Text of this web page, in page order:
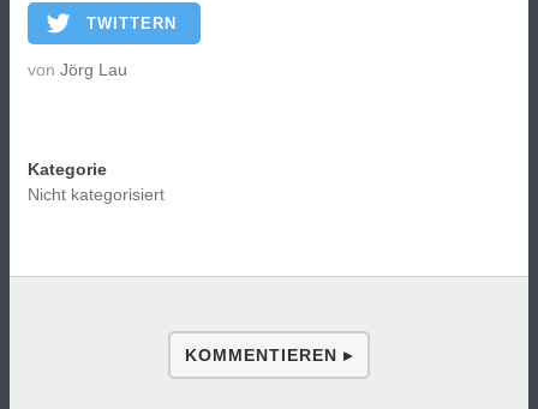
TWITTERN
von Jörg Lau
Kategorie
Nicht kategorisiert
KOMMENTIEREN ▸